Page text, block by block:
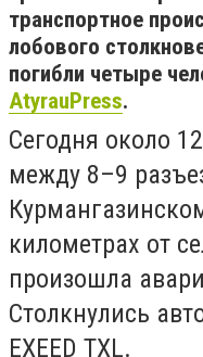
транспортное
лобового
погибли четыре
AtyrauPress.
Сегодня около
между 8–9
километрах от
произошла
Столкнулись
EXEED TXL.